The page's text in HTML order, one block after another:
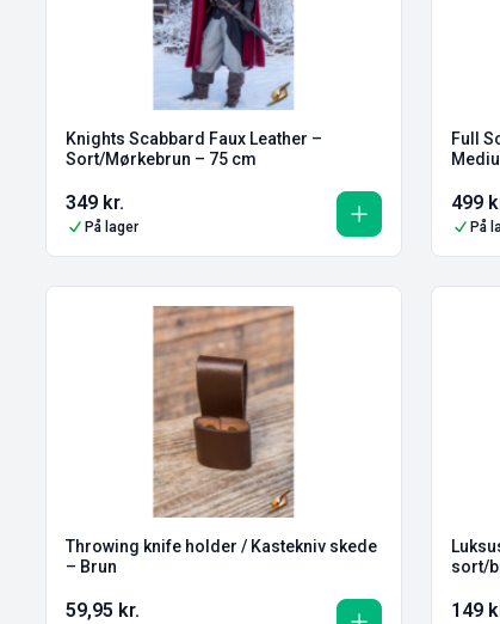
Knights Scabbard Faux Leather –
Sort/Mørkebrun – 75 cm
349 kr.
På lager
Full
499
På
Throwing knife holder / Kastekniv skede
– Brun
59,95 kr.
sort/
149